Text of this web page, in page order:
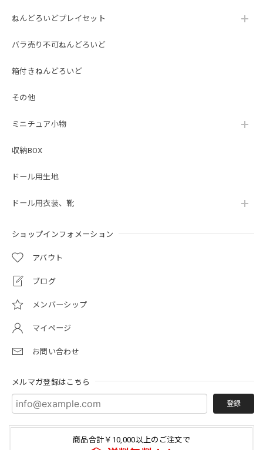
ねんどろいどプレイセット
バラ売り不可ねんどろいど
箱付きねんどろいど
その他
ミニチュア小物
収納BOX
ドール用生地
ドール用衣装、靴
ショップインフォメーション
アバウト
ブログ
メンバーシップ
マイページ
お問い合わせ
メルマガ登録はこちら
登録
商品合計￥10,000以上のご注文で